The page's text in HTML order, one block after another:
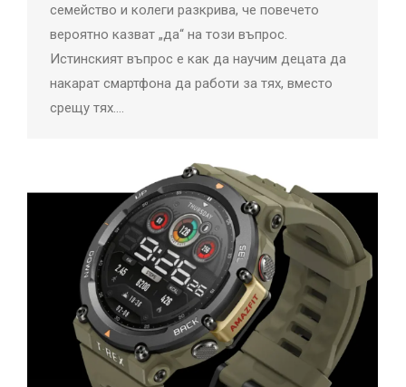
семейство и колеги разкрива, че повечето
вероятно казват „да“ на този въпрос.
Истинският въпрос е как да научим децата да
накарат смартфона да работи за тях, вместо
срещу тях.…